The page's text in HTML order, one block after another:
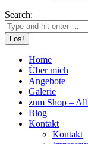
Search:
Home
Über mich
Angebote
Galerie
zum Shop –
Blog
Kontakt
Kontakt